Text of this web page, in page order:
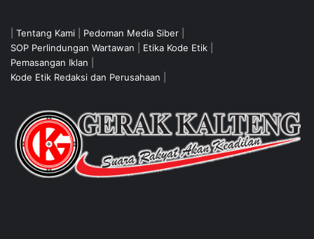
Tentang Kami Pedoman Media Siber
SOP Perlindungan Wartawan
Etika Kode Etik
Pemasangan Iklan
Kode Etik Redaksi dan Perusahaan